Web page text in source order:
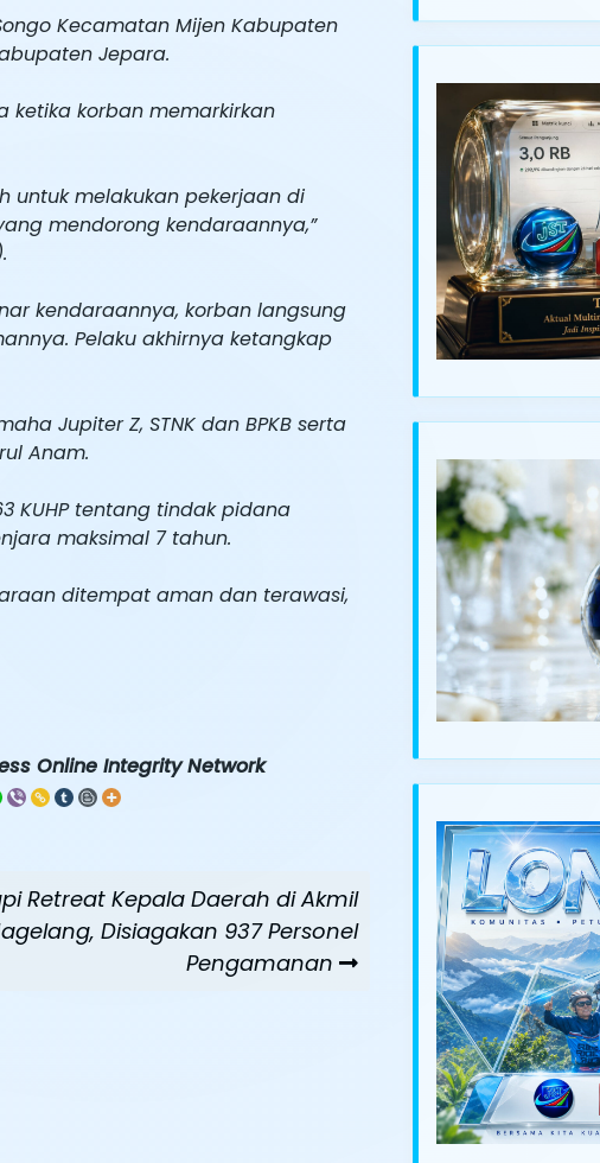
Kecamatan Mijen Kabupaten
Jepara.
ketika korban memarkirkan
untuk melakukan pekerjaan di
mendorong kendaraannya,”
kendaraannya, korban langsung
Pelaku akhirnya ketangkap
Jupiter Z, STNK dan BPKB serta
Anam.
KUHP tentang tindak pidana
maksimal 7 tahun.
ditempat aman dan terawasi,
Online Integrity Network
Retreat Kepala Daerah di Akmil
Disiagakan 937 Personel
Pengamanan